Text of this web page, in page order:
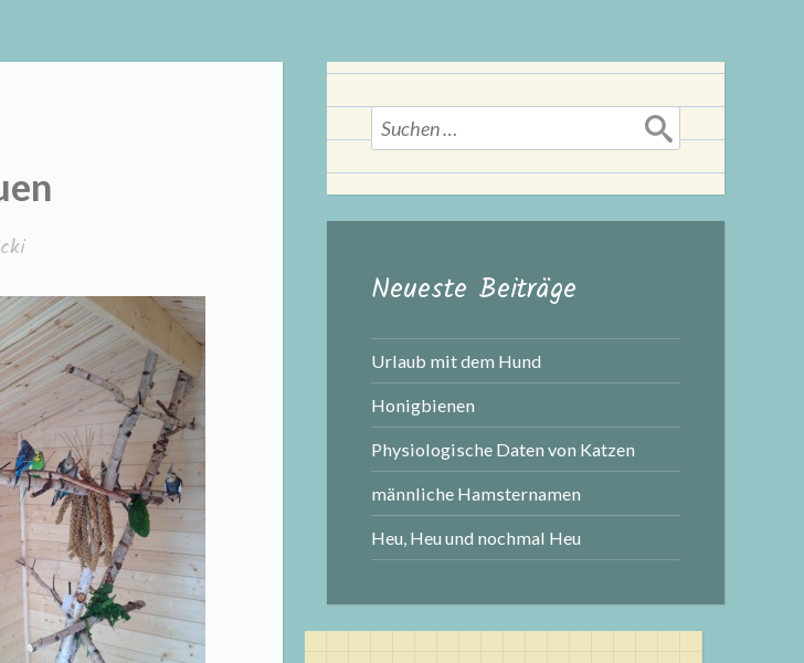
Suchen
nach:
Neueste Beiträge
Urlaub mit dem Hund
Honigbienen
Physiologische Daten von Katzen
männliche Hamsternamen
Heu, Heu und nochmal Heu